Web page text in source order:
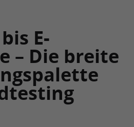
E-
– Die breite